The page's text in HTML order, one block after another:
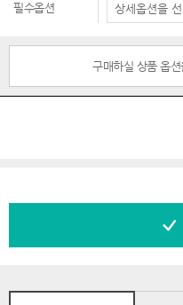
필수옵션
구매하실 상품 옵